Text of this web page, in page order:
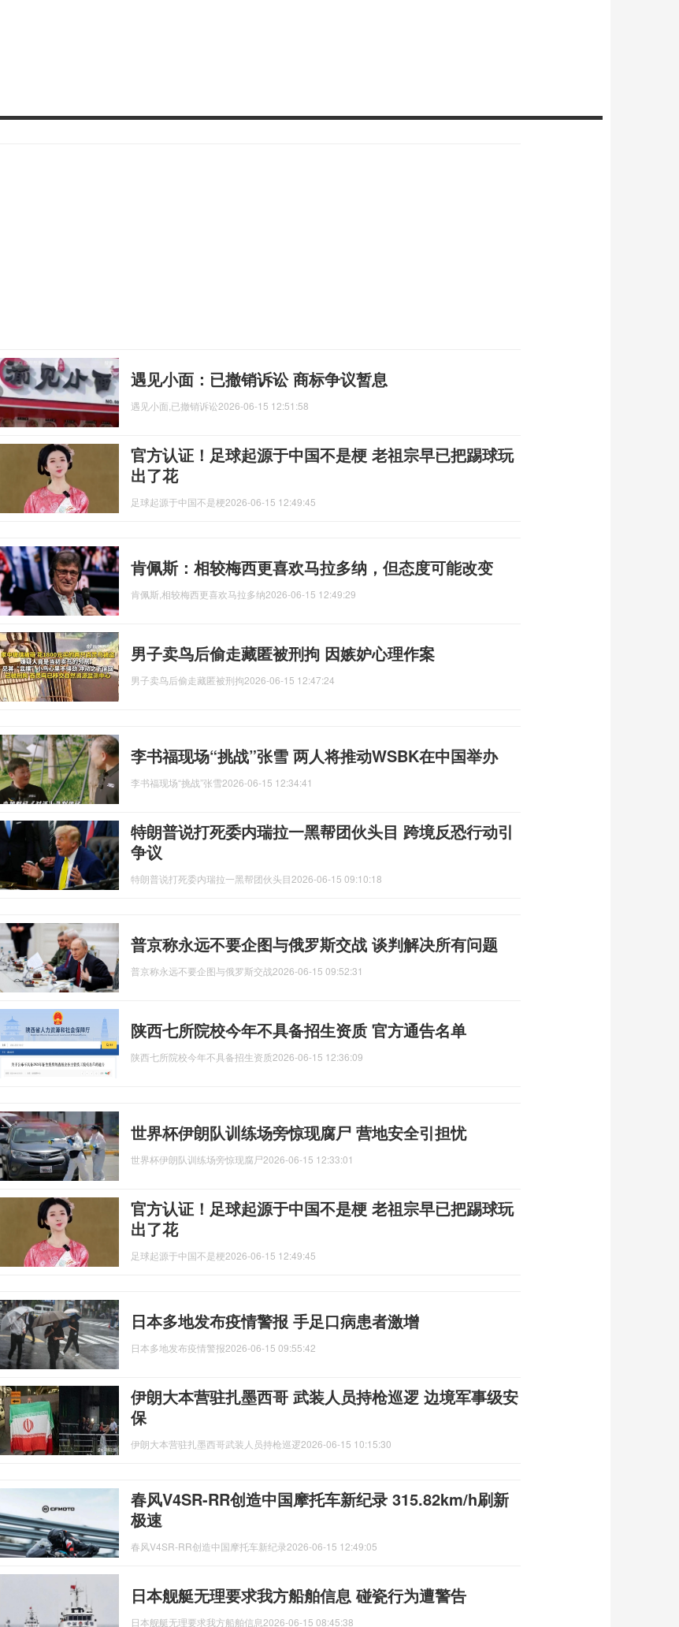
遇见小面：已撤销诉讼 商标争议暂息
遇见小面,已撤销诉讼2026-06-15 12:51:58
官方认证！足球起源于中国不是梗 老祖宗早已把踢球玩
出了花
足球起源于中国不是梗2026-06-15 12:49:45
肯佩斯：相较梅西更喜欢马拉多纳，但态度可能改变
肯佩斯,相较梅西更喜欢马拉多纳2026-06-15 12:49:29
男子卖鸟后偷走藏匿被刑拘 因嫉妒心理作案
男子卖鸟后偷走藏匿被刑拘2026-06-15 12:47:24
李书福现场“挑战”张雪 两人将推动WSBK在中国举办
李书福现场“挑战”张雪2026-06-15 12:34:41
特朗普说打死委内瑞拉一黑帮团伙头目 跨境反恐行动引
争议
特朗普说打死委内瑞拉一黑帮团伙头目2026-06-15 09:10:18
普京称永远不要企图与俄罗斯交战 谈判解决所有问题
普京称永远不要企图与俄罗斯交战2026-06-15 09:52:31
陕西七所院校今年不具备招生资质 官方通告名单
陕西七所院校今年不具备招生资质2026-06-15 12:36:09
世界杯伊朗队训练场旁惊现腐尸 营地安全引担忧
世界杯伊朗队训练场旁惊现腐尸2026-06-15 12:33:01
官方认证！足球起源于中国不是梗 老祖宗早已把踢球玩
出了花
足球起源于中国不是梗2026-06-15 12:49:45
日本多地发布疫情警报 手足口病患者激增
日本多地发布疫情警报2026-06-15 09:55:42
伊朗大本营驻扎墨西哥 武装人员持枪巡逻 边境军事级安
保
伊朗大本营驻扎墨西哥武装人员持枪巡逻2026-06-15 10:15:30
春风V4SR-RR创造中国摩托车新纪录 315.82km/h刷新
极速
春风V4SR-RR创造中国摩托车新纪录2026-06-15 12:49:05
日本舰艇无理要求我方船舶信息 碰瓷行为遭警告
日本舰艇无理要求我方船舶信息2026-06-15 08:45:38